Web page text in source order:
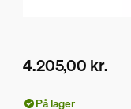
4.205,00 kr.
På lager